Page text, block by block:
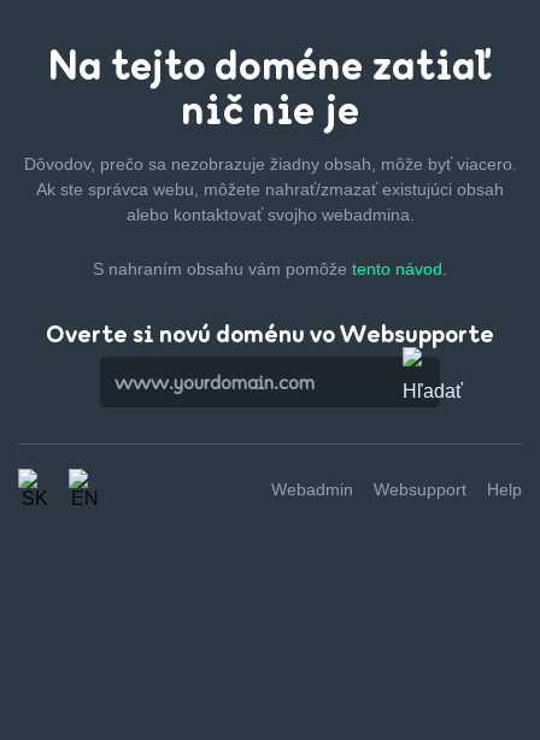
Na tejto doméne zatiaľ
nič nie je
Dôvodov, prečo sa nezobrazuje žiadny obsah, môže byťviacero.
Ak ste správca webu, môžete nahrať/zmazaťexistujúci obsah
alebo kontaktovať svojho webadmina.
S nahraním obsahu vám pomôže tento návod.
Overte si novú doménu vo Websupporte
Webadmin Websupport Help